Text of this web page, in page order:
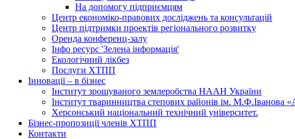
На допомогу підприємцям
Центр економіко-правових досліджень та консультацій
Центр підтримки проектів регіонального розвитку
Оренда конференц-залу
Інфо ресурс 'Зелена інформація'
Екологічний лікбез
Послуги ХТПП
Інновації – в бізнес
Інститут зрошуваного землеробства НААН України
Інститут тваринництва степових районів ім. М.Ф.Іванова
Херсонський національний технічний університет.
Бізнес-пропозиції членів ХТПП
Контакти